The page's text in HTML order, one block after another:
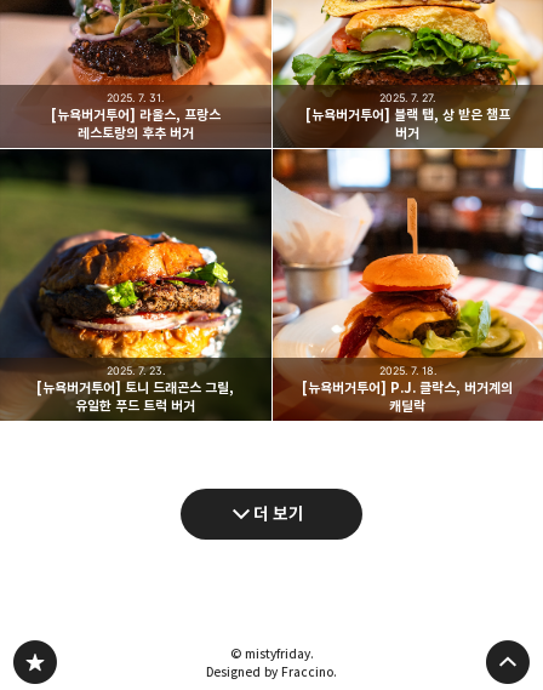
[뉴욕버거투어] 라울스, 프랑스
레스토랑의 후추 버거
2025. 7. 31.
[뉴욕버거투어] 블랙 탭, 상 받은 챔프
버거
2025. 7. 27.
[뉴욕버거투어] 토니 드래곤스 그릴,
유일한 푸드 트럭 버거
2025. 7. 23.
[뉴욕버거투어] P.J. 클락스, 버거계의
캐딜락
2025. 7. 18.
더 보기
© mistyfriday.
Designed by Fraccino.